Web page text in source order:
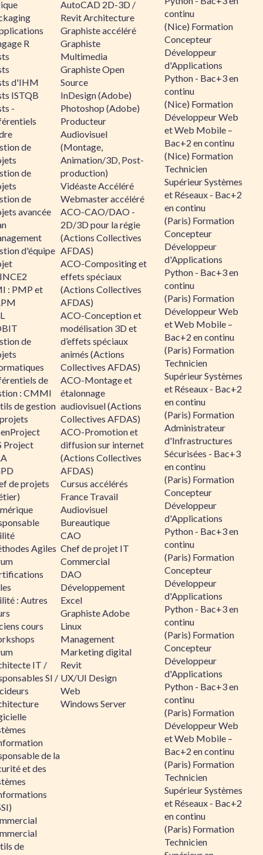
R
d'IHM
ISTQB
-
de
de
de
avancée
d'équipe
: PMP et
de
de
: CMMI
de gestion
Project
de projets
Agiles
: Autres
cours
IT /
SI /
de la
et des
de
AutoCAD 2D-3D /
Revit Architecture
Graphiste accéléré
Graphiste
Multimedia
Graphiste Open
Source
InDesign (Adobe)
Photoshop (Adobe)
Producteur
Audiovisuel
(Montage,
Animation/3D, Post-
production)
Vidéaste Accéléré
Webmaster accéléré
ACO-CAO/DAO -
2D/3D pour la régie
(Actions Collectives
AFDAS)
ACO-Compositing et
effets spéciaux
(Actions Collectives
AFDAS)
ACO-Conception et
modélisation 3D et
d’effets spéciaux
animés (Actions
Collectives AFDAS)
ACO-Montage et
étalonnage
audiovisuel (Actions
Collectives AFDAS)
ACO-Promotion et
diffusion sur internet
(Actions Collectives
AFDAS)
Cursus accélérés
France Travail
Audiovisuel
Bureautique
CAO
Chef de projet IT
Commercial
DAO
Développement
Excel
Graphiste Adobe
Linux
Management
Marketing digital
Revit
UX/UI Design
Web
Windows Server
continu
(Nice) Formation
Concepteur
Développeur
d'Applications
Python - Bac+3 en
continu
(Nice) Formation
Développeur Web
et Web Mobile –
Bac+2 en continu
(Nice) Formation
Technicien
Supérieur Systèmes
et Réseaux - Bac+2
en continu
(Paris) Formation
Concepteur
Développeur
d'Applications
Python - Bac+3 en
continu
(Paris) Formation
Développeur Web
et Web Mobile –
Bac+2 en continu
(Paris) Formation
Technicien
Supérieur Systèmes
et Réseaux - Bac+2
en continu
(Paris) Formation
Administrateur
d'Infrastructures
Sécurisées - Bac+3
en continu
(Paris) Formation
Concepteur
Développeur
d'Applications
Python - Bac+3 en
continu
(Paris) Formation
Concepteur
Développeur
d'Applications
Python - Bac+3 en
continu
(Paris) Formation
Concepteur
Développeur
d'Applications
Python - Bac+3 en
continu
(Paris) Formation
Développeur Web
et Web Mobile –
Bac+2 en continu
(Paris) Formation
Technicien
Supérieur Systèmes
et Réseaux - Bac+2
en continu
(Paris) Formation
Technicien